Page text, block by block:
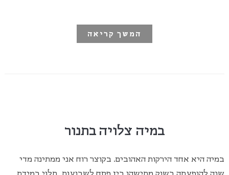
המשך קריאה
במיה צלויה בתנור
במיה היא אחד הירקות האהובים. בקוצר רוח אני ממתינה מדי